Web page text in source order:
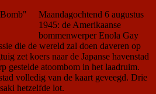
Maandagochtend 6 augustus
1945: de Amerikaanse
bommenwerper Enola Gay
die de wereld zal doen daveren op
zet koers naar de Japanse havenstad
gestelde atoombom in het laadruim.
volledig van de kaart geveegd. Drie
hetzelfde lot.